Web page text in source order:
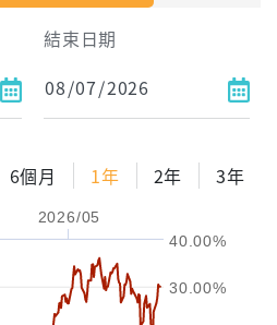
結束日期
6個月 1年 2年 3年
2026/05
30.00%
40.00%
2年